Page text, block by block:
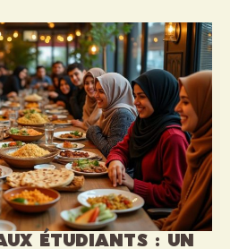
étudiants : Un